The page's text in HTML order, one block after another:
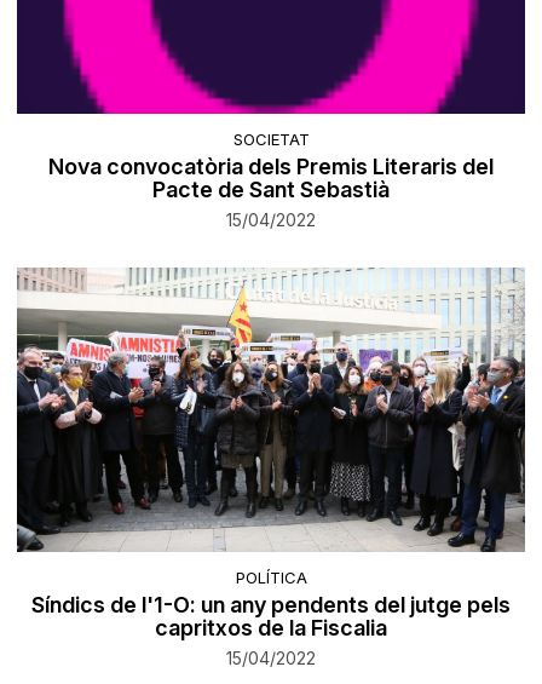
SOCIETAT
​Nova convocatòria dels Premis Literaris del
Pacte de Sant Sebastià
15/04/2022
POLÍTICA
Síndics de l'1-O: un any pendents del jutge pels
capritxos de la Fiscalia
15/04/2022